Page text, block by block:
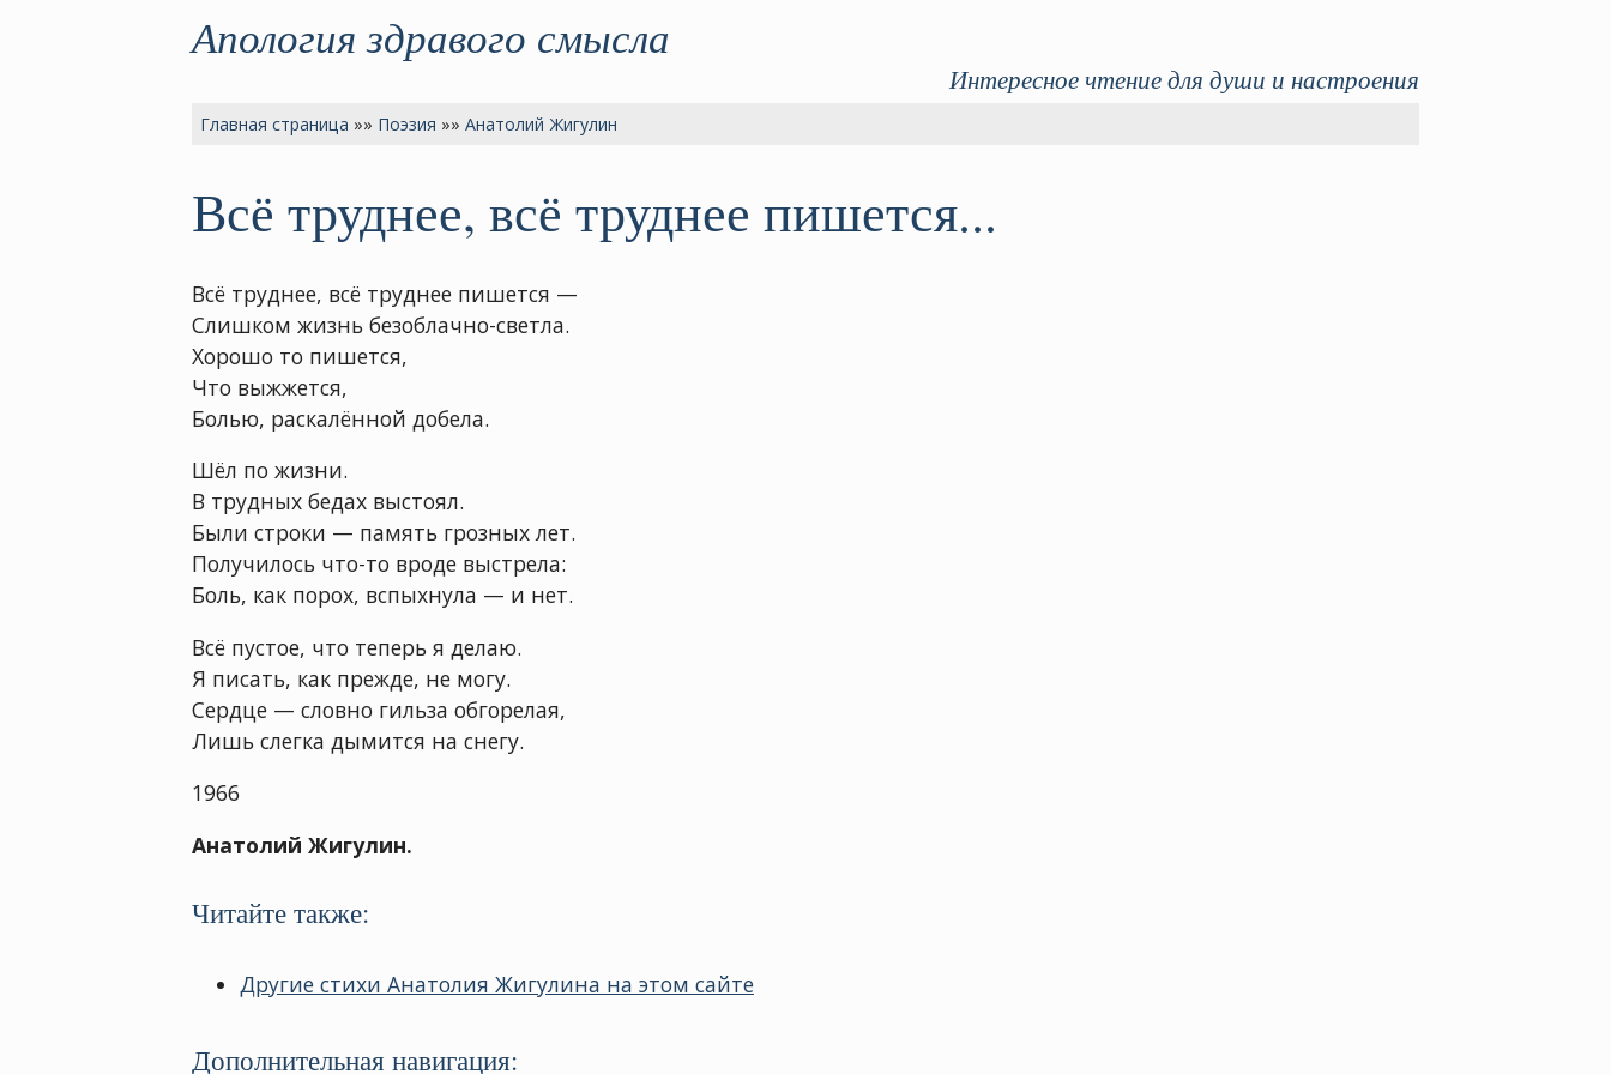
Апология здравого смысла
Интересное чтение для души и настроения
Главная страница »» Поэзия »» Анатолий Жигулин
Всё труднее, всё труднее пишется...
Всё труднее, всё труднее пишется —
Слишком жизнь безоблачно-светла.
Хорошо то пишется,
Что выжжется,
Болью, раскалённой добела.
Шёл по жизни.
В трудных бедах выстоял.
Были строки — память грозных лет.
Получилось что-то вроде выстрела:
Боль, как порох, вспыхнула — и нет.
Всё пустое, что теперь я делаю.
Я писать, как прежде, не могу.
Сердце — словно гильза обгорелая,
Лишь слегка дымится на снегу.
1966
Анатолий Жигулин.
Читайте также:
Другие стихи Анатолия Жигулина на этом сайте
Дополнительная навигация: